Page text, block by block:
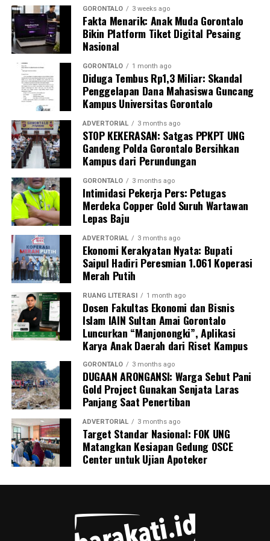
Guna memastikan kandungan material di dalamnya,
penyidik Subdit Gakkum Ditpolairud Polda Gorontalo
langsung mengirimkan sampel ke Laboratorium
Forensik (Labfor) Polda Sulawesi Utara di Manado. Hasil
pengujian laboratorium mengonfirmasi secara
meyakinkan bahwa butiran putih dalam 39 karung
tersebut positif mengandung sianida.
Selain menyita 1,9 ton sianida, polisi turut
mengamankan bangkai kapal “SAR.01.1824” yang telah
rusak, beserta sisa serpihan dan mesin kapal sebagai
barang bukti.
Hingga saat ini, pihak kepolisian tengah melakukan
penyelidikan intensif dan memburu pihak-pihak yang
bertanggung jawab atas kepemilikan serta aktivitas
pengangkutan barang berbahaya tersebut. Sedikitnya
enam orang saksi telah dimintai keterangan resmi,
termasuk personel Ditpolairud yang tiba pertama di
lokasi, Kepala Desa Motihelumo, warga pelapor, serta
masyarakat sekitar.
Peristiwa ini dipastikan melanggar sejumlah ketentuan
pidana berlapis. Para pelaku terancam dijerat atas
tindak pidana pengangkutan barang berbahaya tanpa
proses kepabeanan, pelanggaran pelayaran,
perdagangan tanpa izin resmi, serta pelanggaran
Undang-Undang Perlindungan Konsumen karena
memanipulasi label dan kemasan barang.
Menutup keterangannya, Kombes Devy mengimbau
seluruh masyarakat pesisir Gorontalo untuk terus
GORONTALO 3 weeks ago
Fakta Menarik: Anak Muda Gorontalo
Bikin Platform Tiket Digital Pesaing
Nasional
GORONTALO 1 month ago
Diduga Tembus Rp1,3 Miliar: Skandal
Penggelapan Dana Mahasiswa Guncang
Kampus Universitas Gorontalo
ADVERTORIAL 3 months ago
STOP KEKERASAN: Satgas PPKPT UNG
Gandeng Polda Gorontalo Bersihkan
Kampus dari Perundungan
GORONTALO 3 months ago
Intimidasi Pekerja Pers: Petugas
Merdeka Copper Gold Suruh Wartawan
Lepas Baju
ADVERTORIAL 3 months ago
Ekonomi Kerakyatan Nyata: Bupati
Saipul Hadiri Peresmian 1.061 Koperasi
Merah Putih
RUANG LITERASI 1 month ago
Dosen Fakultas Ekonomi dan Bisnis
Islam IAIN Sultan Amai Gorontalo
Luncurkan “Manjonongki”, Aplikasi
Karya Anak Daerah dari Riset Kampus
GORONTALO 3 months ago
DUGAAN ARONGANSI: Warga Sebut Pani
Gold Project Gunakan Senjata Laras
Panjang Saat Penertiban
ADVERTORIAL 3 months ago
Target Standar Nasional: FOK UNG
Matangkan Kesiapan Gedung OSCE
Center untuk Ujian Apoteker